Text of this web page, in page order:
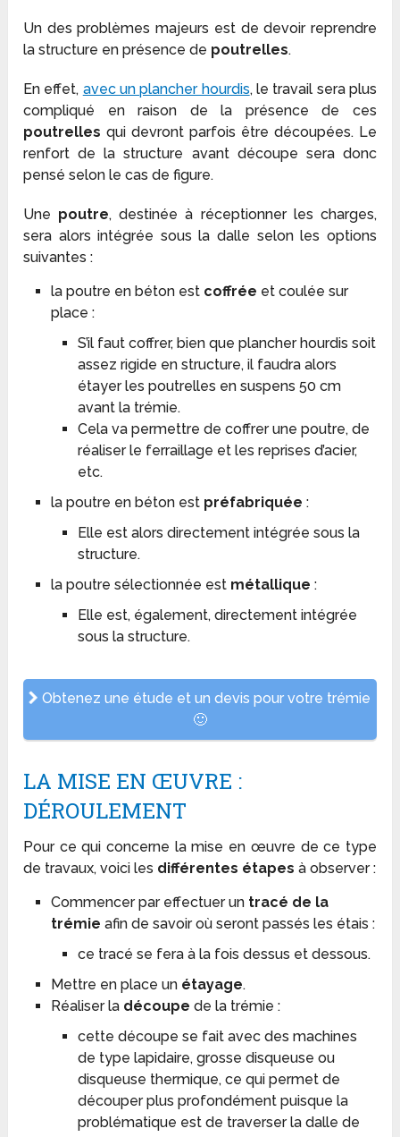
Un des problèmes majeurs est de devoir reprendre
la structure en présence de poutrelles.
En effet, avec un plancher hourdis, le travail sera plus
compliqué en raison de la présence de ces
poutrelles qui devront parfois être découpées. Le
renfort de la structure avant découpe sera donc
pensé selon le cas de figure.
Une poutre, destinée à réceptionner les charges,
sera alors intégrée sous la dalle selon les options
suivantes :
la poutre en béton est coffrée et coulée sur
place :
S’il faut coffrer, bien que plancher hourdis soit
assez rigide en structure, il faudra alors
étayer les poutrelles en suspens 50 cm
avant la trémie.
Cela va permettre de coffrer une poutre, de
réaliser le ferraillage et les reprises d’acier,
etc.
la poutre en béton est préfabriquée :
Elle est alors directement intégrée sous la
structure.
la poutre sélectionnée est métallique :
Elle est, également, directement intégrée
sous la structure.
Obtenez une étude et un devis pour votre trémie
🙂
LA MISE EN ŒUVRE :
DÉROULEMENT
Pour ce qui concerne la mise en œuvre de ce type
de travaux, voici les différentes étapes à observer :
Commencer par effectuer un tracé de la
trémie afin de savoir où seront passés les étais :
ce tracé se fera à la fois dessus et dessous.
Mettre en place un étayage.
Réaliser la découpe de la trémie :
cette découpe se fait avec des machines
de type lapidaire, grosse disqueuse ou
disqueuse thermique, ce qui permet de
découper plus profondément puisque la
problématique est de traverser la dalle de